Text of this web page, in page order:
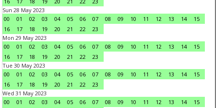
Sun 28 May 2023
00
01 02 03 04 05 06 07 08 09 10 11 12 13 14
15
16
17 18 19 20 21 22
23
Mon 29 May 2023
00
01 02 03 04 05 06 07 08 09 10 11 12 13 14
15
16
17 18 19 20 21 22
23
Tue 30 May 2023
00
01 02 03 04 05 06 07 08 09 10 11 12 13 14
15
16
17 18 19 20 21 22
23
Wed 31 May 2023
00
01 02 03 04 05 06 07 08 09 10 11 12 13 14
15